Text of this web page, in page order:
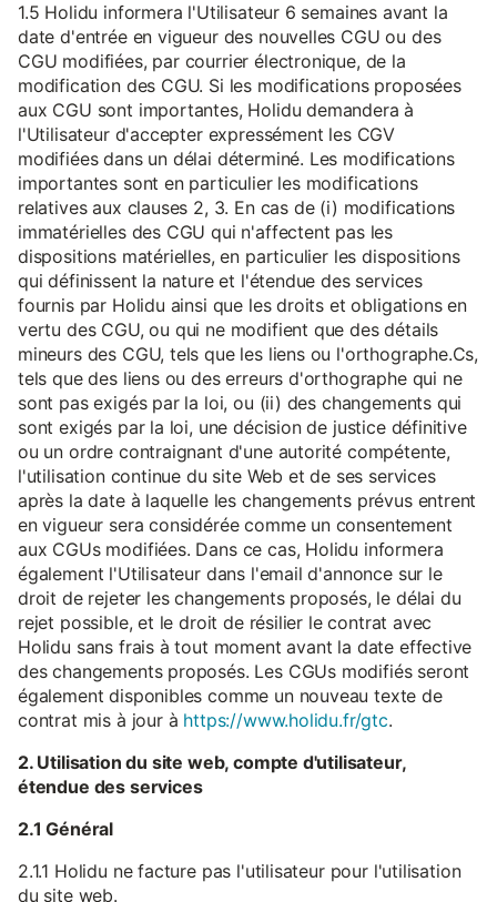
1.5 Holidu informera l'Utilisateur 6 semaines avant la
date d'entrée en vigueur des nouvelles CGU ou des
CGU modifiées, par courrier électronique, de la
modification des CGU. Si les modifications proposées
aux CGU sont importantes, Holidu demandera à
l'Utilisateur d'accepter expressément les CGV
modifiées dans un délai déterminé. Les modifications
importantes sont en particulier les modifications
relatives aux clauses 2, 3. En cas de (i) modifications
immatérielles des CGU qui n'affectent pas les
dispositions matérielles, en particulier les dispositions
qui définissent la nature et l'étendue des services
fournis par Holidu ainsi que les droits et obligations en
vertu des CGU, ou qui ne modifient que des détails
mineurs des CGU, tels que les liens ou l'orthographe.Cs,
tels que des liens ou des erreurs d'orthographe qui ne
sont pas exigés par la loi, ou (ii) des changements qui
sont exigés par la loi, une décision de justice définitive
ou un ordre contraignant d'une autorité compétente,
l'utilisation continue du site Web et de ses services
après la date à laquelle les changements prévus entrent
en vigueur sera considérée comme un consentement
aux CGUs modifiées. Dans ce cas, Holidu informera
également l'Utilisateur dans l'email d'annonce sur le
droit de rejeter les changements proposés, le délai du
rejet possible, et le droit de résilier le contrat avec
Holidu sans frais à tout moment avant la date effective
des changements proposés. Les CGUs modifiés seront
également disponibles comme un nouveau texte de
contrat mis à jour à https://www.holidu.fr/gtc.
2. Utilisation du site web, compte d'utilisateur,
étendue des services
2.1 Général
2.1.1 Holidu ne facture pas l'utilisateur pour l'utilisation
du site web.